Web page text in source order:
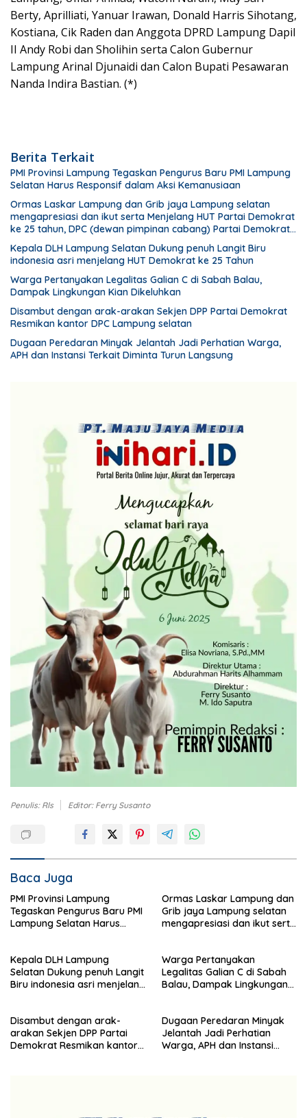
Berty, Aprilliati, Yanuar Irawan, Donald Harris Sihotang,
Kostiana, Cik Raden dan Anggota DPRD Lampung Dapil
II Andy Robi dan Sholihin serta Calon Gubernur
Lampung Arinal Djunaidi dan Calon Bupati Pesawaran
Nanda Indira Bastian. (*)
Berita Terkait
PMI Provinsi Lampung Tegaskan Pengurus Baru PMI Lampung
Selatan Harus Responsif dalam Aksi Kemanusiaan
Ormas Laskar Lampung dan Grib jaya Lampung selatan
mengapresiasi dan ikut serta Menjelang HUT Partai Demokrat
ke 25 tahun, DPC (dewan pimpinan cabang) Partai Demokrat
Lampung Selatan gelar aksi bersih-bersih pantai dan
menanam pohon
Kepala DLH Lampung Selatan Dukung penuh Langit Biru
indonesia asri menjelang HUT Demokrat ke 25 Tahun
Warga Pertanyakan Legalitas Galian C di Sabah Balau,
Dampak Lingkungan Kian Dikeluhkan
Disambut dengan arak-arakan Sekjen DPP Partai Demokrat
Resmikan kantor DPC Lampung selatan
Dugaan Peredaran Minyak Jelantah Jadi Perhatian Warga,
APH dan Instansi Terkait Diminta Turun Langsung
Penulis: Rls Editor: Ferry Susanto
Baca Juga
PMI Provinsi Lampung
Tegaskan Pengurus Baru PMI
Lampung Selatan Harus
Ormas Laskar Lampung dan
Grib jaya Lampung selatan
mengapresiasi dan ikut serta
(dewan pimpinan cabang)
Partai Demokrat Lampung
Selatan gelar aksi bersih-
Kepala DLH Lampung
Selatan Dukung penuh Langit
Biru indonesia asri menjelang
Warga Pertanyakan
Legalitas Galian C di Sabah
Balau, Dampak Lingkungan
Disambut dengan arak-
arakan Sekjen DPP Partai
Demokrat Resmikan kantor
Dugaan Peredaran Minyak
Jelantah Jadi Perhatian
Warga, APH dan Instansi